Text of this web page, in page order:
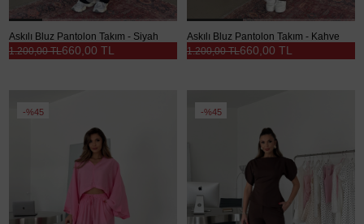
Askılı Bluz Pantolon Takım - Siyah
660,00 TL
1.200,00 TL
Askılı Bluz Pantolon Takım - Kahve
660,00 TL
1.200,00 TL
%45 %45